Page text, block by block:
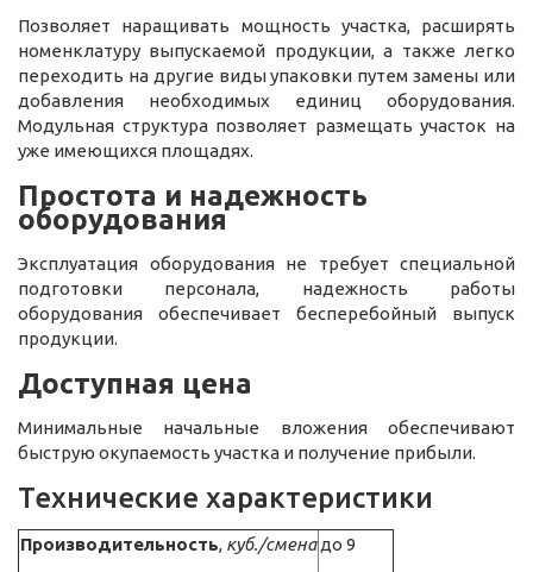
Позволяет наращивать мощность участка, расширять
номенклатуру выпускаемой продукции, а также легко
переходить на другие виды упаковки путем замены или
добавления необходимых единиц оборудования.
Модульная структура позволяет размещать участок на
уже имеющихся площадях.
Простота и надежность
оборудования
Эксплуатация оборудования не требует специальной
подготовки персонала, надежность работы
оборудования обеспечивает бесперебойный выпуск
продукции.
Доступная цена
Минимальные начальные вложения обеспечивают
быструю окупаемость участка и получение прибыли.
Технические характеристики
Производительность, куб./смена до 9